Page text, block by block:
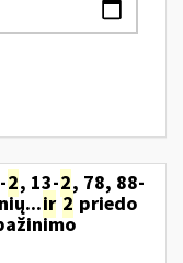
2, 13-2, 78, 88-
ir 2 priedo